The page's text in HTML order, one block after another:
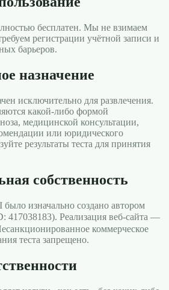
бесплатен. Мы не взимаем
регистрации учётной записи и
барьеров.
назначение
исключительно для развлечения.
какой-либо формой
медицинской консультации,
или юридического
результаты теста для принятия
собственность
изначально создано автором
Реализация веб-сайта —
коммерческое
теста запрещено.